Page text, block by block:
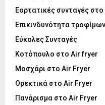
Εορτατικές συνταγές
Επικινδυνότητα τροφίμων
Εύκολες Συνταγές
Κοτόπουλο στο Air fryer
Μοσχάρι στο Air Fryer
Ορεκτικά στο Air Fryer
Πανάρισμα στο Air Fryer